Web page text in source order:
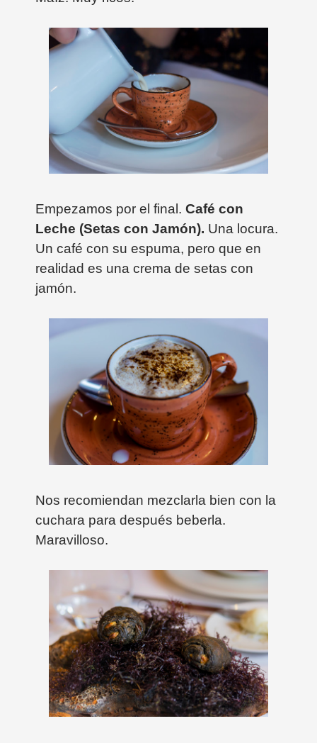
Empezamos por el final. Café con
Leche (Setas con Jamón). Una locura.
Un café con su espuma, pero que en
realidad es una crema de setas con
jamón.
Nos recomiendan mezclarla bien con la
cuchara para después beberla.
Maravilloso.